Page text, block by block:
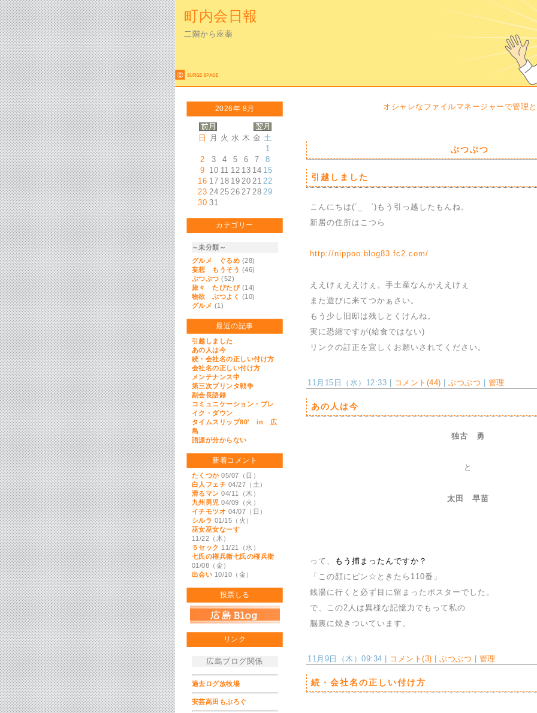
町内会日報
二階から座薬
2026年 8月
日 月 火 水 木 金 土
1
2
3 4 5 6 7
8
9 10 11 12 13 14 15
16 17 18 19 20 21 22
23 24 25 26 27 28 29
30 31
カテゴリー
～未分類～
グルメ ぐるめ (28)
妄想 もうそう (46)
ぶつぶつ (52)
旅々 たびたび (14)
物欲 ぶつよく (10)
グルメ (1)
最近の記事
引越しました
あの人は今
続・会社名の正しい付け方
会社名の正しい付け方
メンテナンス中
第三次プリンタ戦争
副会長語録
コミュニケーション・ブレ
イク・ダウン
タイムスリップ80' in 広
島
語源が分からない
新着コメント
たくつか05/07（日）
白人フェチ 04/27（土）
滑るマン 04/11（木）
九州男児 04/09（火）
イチモツオ 04/07（日）
シルラ 01/15（火）
巫女巫女なーす
11/22（木）
５セック 11/21（水）
七氏の権兵衛七氏の権兵衛
01/08（金）
出会い 10/10（金）
投票しる
リンク
広島ブログ関係
過去ログ放牧場
安芸高田もぶろぐ
オシャレなファイルマネージャーで管理
ぶつぶつ
引越しました
こんにちは(´_ゝ`)もう引っ越したもんね。
新居の住所はこつら
http://nippoo.blog83.fc2.com/
ええけぇええけぇ。手土産なんかええけぇ
また遊びに来てつかぁさい。
もう少し旧邸は残しとくけんね。
実に恐縮ですが(給食ではない)
リンクの訂正を宜しくお願いされてください。
11月15日（水）12:33 | コメント(44) ぶつぶつ 管理
あの人は今
独古 勇
と
太田 早苗
って、
もう捕まったんですか？
「この顔にピン☆ときたら110番」
銭湯に行くと必ず目に留まったポスターでした。
で、この2人は異様な記憶力でもって私の
脳裏に焼きついています。
11月9日（木）09:34 | コメント(3) ぶつぶつ 管理
続・会社名の正しい付け方